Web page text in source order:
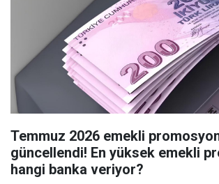
Temmuz 2026 emekli
güncellendi! En yüksek emekli
hangi banka veriyor?